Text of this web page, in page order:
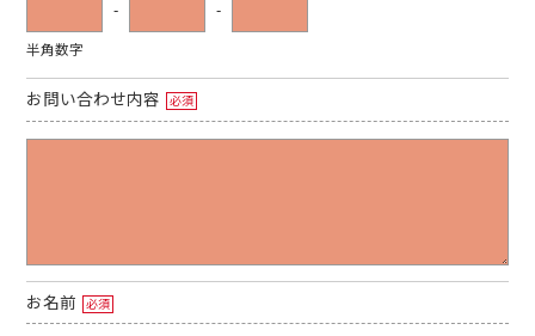
- -
半角数字
お問い合わせ内容 必須
お名前 必須